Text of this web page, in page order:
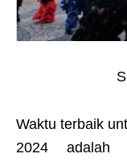
Waktu terbaik
2024 adalah